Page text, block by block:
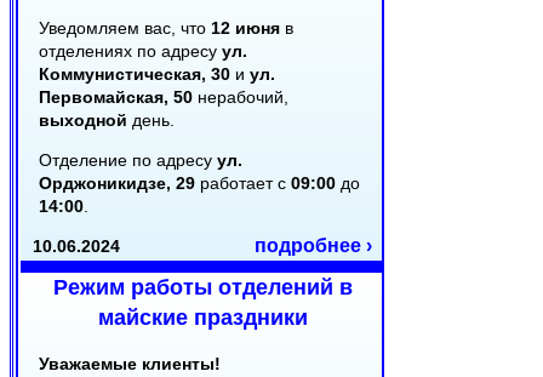
Уведомляем вас, что 12 июня в
отделениях по адресу ул.
Коммунистическая, 30 и ул.
Первомайская, 50 нерабочий,
выходной день.
Отделение по адресу ул.
Орджоникидзе, 29 работает с 09:00 до
14:00
10.06.2024 подробнее ›
Режим работы отделений в
майские праздники
Уважаемые клиенты!